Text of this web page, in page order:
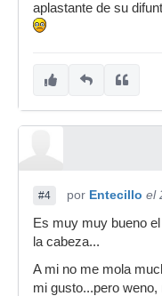
aplastante de su
#4 por Entecillo el
Es muy muy bueno
la cabeza...
A mi no me mola
mi gusto...pero